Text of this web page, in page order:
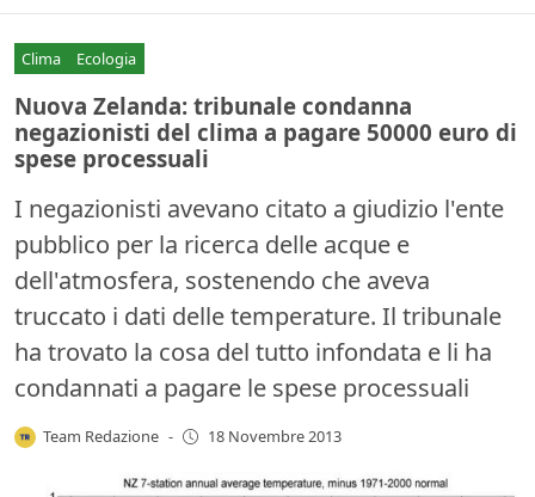
Clima Ecologia
Nuova Zelanda: tribunale condanna
negazionisti del clima a pagare 50000 euro di
spese processuali
I negazionisti avevano citato a giudizio l'ente
pubblico per la ricerca delle acque e
dell'atmosfera, sostenendo che aveva
truccato i dati delle temperature. Il tribunale
ha trovato la cosa del tutto infondata e li ha
condannati a pagare le spese processuali
Team Redazione - 18 Novembre 2013